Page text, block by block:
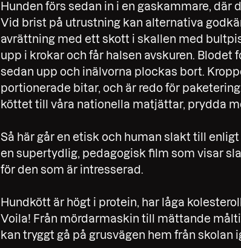
Hunden förs sedan in i en gaskammare, där
Vid brist på utrustning kan alternativa
avrättning med ett skott i skallen med
upp i krokar och får halsen avskuren.
sedan upp och inälvorna plockas bort.
portionerade bitar, och är redo för
köttet till våra nationella matjättar, prydda
Så här går en etisk och human slakt till
en supertydlig, pedagogisk film som visar
för den som är intresserad.
Hundkött är högt i protein, har låga
Voila! Från mördarmaskin till mättande
kan tryggt gå på grusvägen hem från skolan